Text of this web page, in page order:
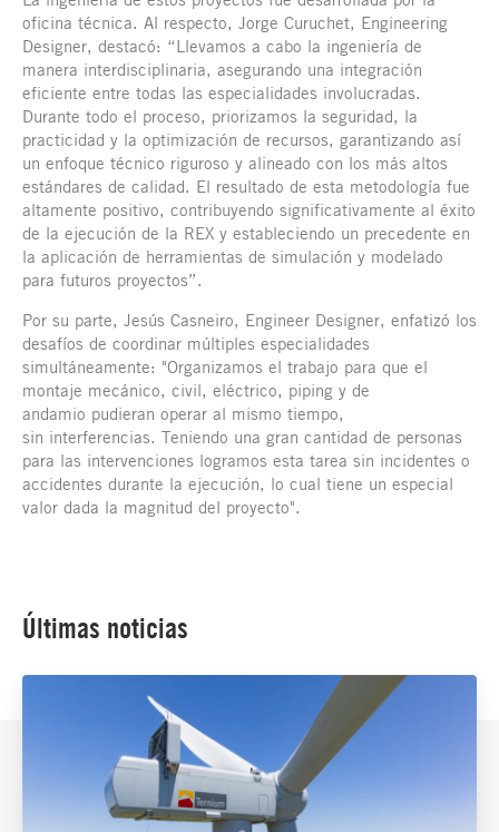
oficina técnica. Al respecto, Jorge Curuchet, Engineering
Designer, destacó: “Llevamos a cabo la ingeniería de
manera interdisciplinaria, asegurando una integración
eficiente entre todas las especialidades involucradas.
Durante todo el proceso, priorizamos la seguridad, la
practicidad y la optimización de recursos, garantizando así
un enfoque técnico riguroso y alineado con los más altos
estándares de calidad. El resultado de esta metodología fue
altamente positivo, contribuyendo significativamente al éxito
de la ejecución de la REX y estableciendo un precedente en
la aplicación de herramientas de simulación y modelado
para futuros proyectos”.
Por su parte, Jesús Casneiro, Engineer Designer, enfatizó los
desafíos de coordinar múltiples especialidades
simultáneamente: "Organizamos el trabajo para que el
montaje mecánico, civil, eléctrico, piping y de
andamio pudieran operar al mismo tiempo,
sin interferencias. Teniendo una gran cantidad de personas
para las intervenciones logramos esta tarea sin incidentes o
accidentes durante la ejecución, lo cual tiene un especial
valor dada la magnitud del proyecto".
Últimas noticias